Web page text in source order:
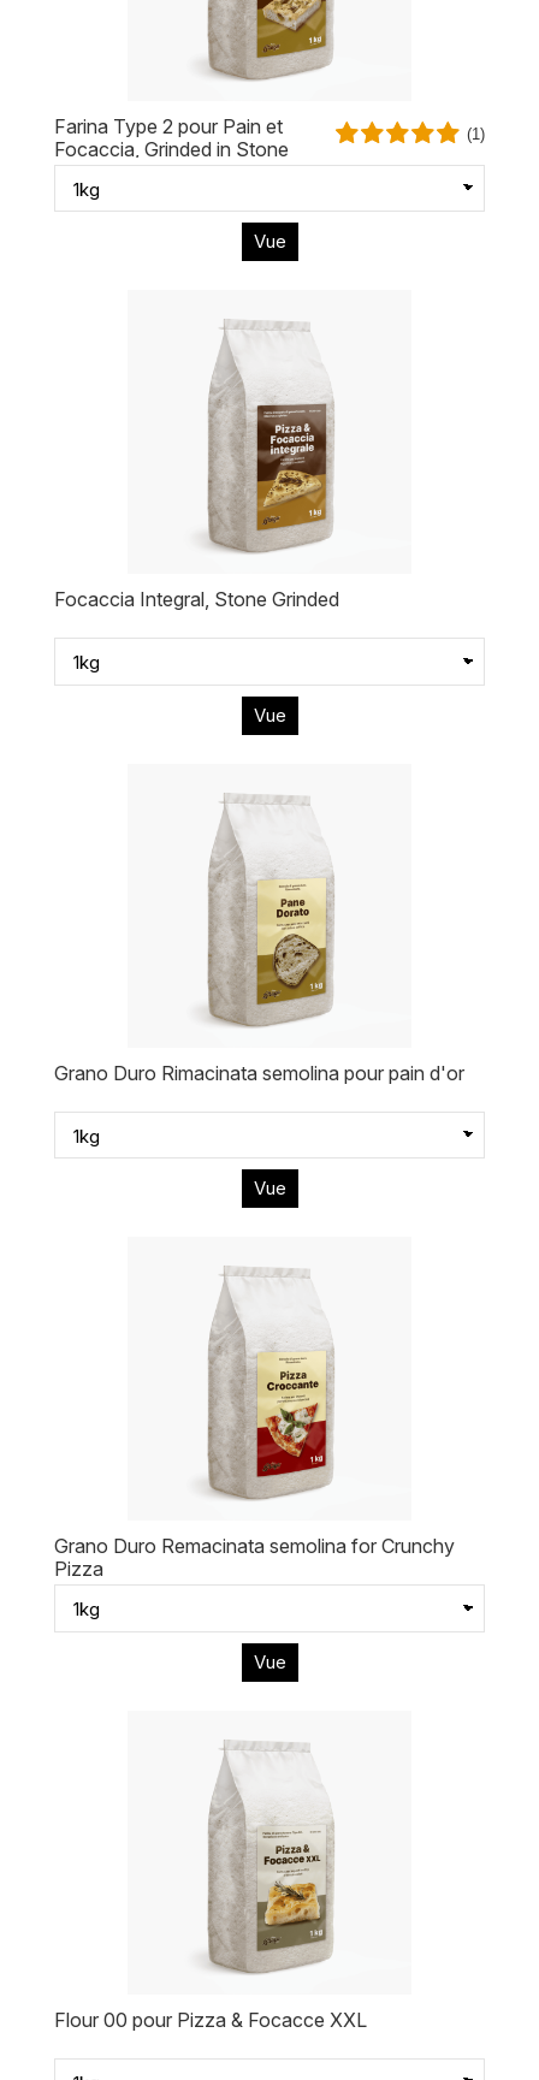
Farina Type 2 pour Pain et
Focaccia, Grinded in Stone
(1)
Vue
Focaccia Integral, Stone Grinded
Vue
Grano Duro Rimacinata semolina pour pain d'or
Vue
Grano Duro Remacinata semolina for Crunchy
Pizza
Vue
Flour 00 pour Pizza & Focacce XXL